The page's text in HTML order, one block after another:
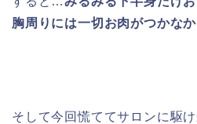
胸周りには一切お肉がつかな
そして今回慌ててサロンに駆